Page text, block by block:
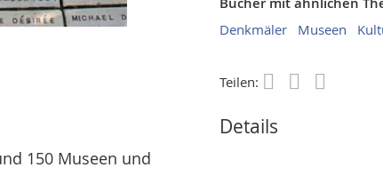
Denkmäler Museen
Teilen:
150 Museen und
Details